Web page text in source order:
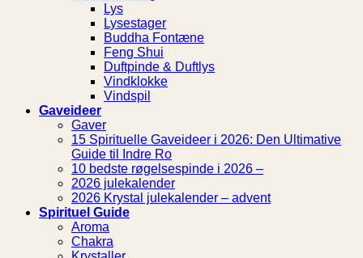
Lys
Lysestager
Buddha Fontæne
Feng Shui
Duftpinde & Duftlys
Vindklokke
Vindspil
Gaveideer
Gaver
15 Spirituelle Gaveideer i 2026: Den Ultimative
Guide til Indre Ro
10 bedste røgelsespinde i 2026 –
2026 julekalender
2026 Krystal julekalender – advent
Spirituel Guide
Aroma
Chakra